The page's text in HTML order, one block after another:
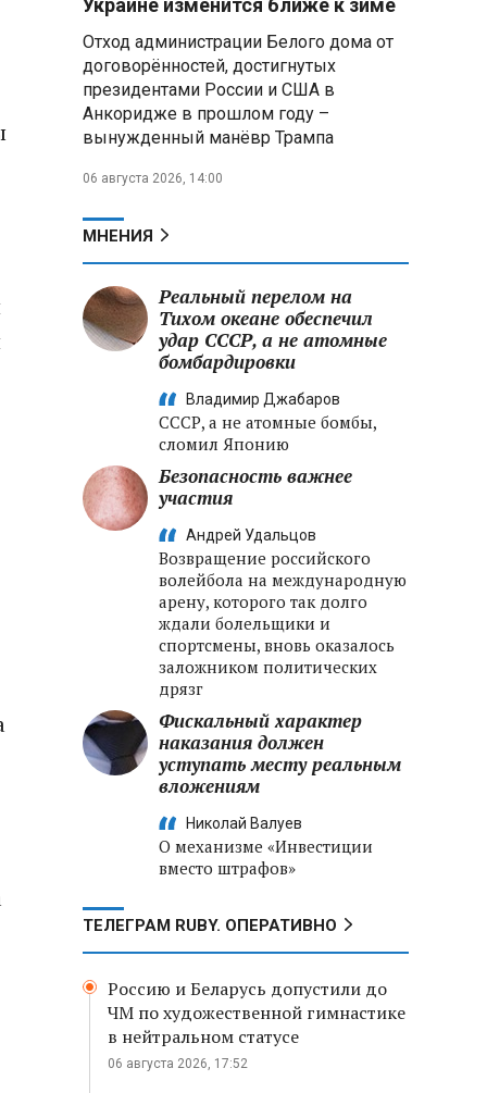
Президент Алжира готовится
к визиту в Беларусь — МИД
Алжира
300 жителей Курской области,
неизвестной
Второй энергоблок БелАЭС
вновь вышел на номинальную
мощность после диагностики
оборудования
Украине изменится ближе к зиме
Отход администрации Белого дома от
договорённостей, достигнутых
президентами России и США в
Анкоридже в прошлом году –
вынужденный манёвр Трампа
06 августа 2026, 14:00
МНЕНИЯ
Реальный перелом на
Тихом океане обеспечил
удар СССР, а не атомные
бомбардировки
Владимир Джабаров
СССР, а не атомные бомбы,
сломил Японию
Безопасность важнее
участия
Андрей Удальцов
Возвращение российского
волейбола на международную
арену, которого так долго
ждали болельщики и
спортсмены, вновь оказалось
заложником политических
дрязг
Фискальный характер
наказания должен
уступать месту реальным
вложениям
Николай Валуев
О механизме «Инвестиции
вместо штрафов»
ТЕЛЕГРАМ RUBY. ОПЕРАТИВНО
Россию и Беларусь допустили до
ЧМ по художественной гимнастике
в нейтральном статусе
06 августа 2026, 17:52